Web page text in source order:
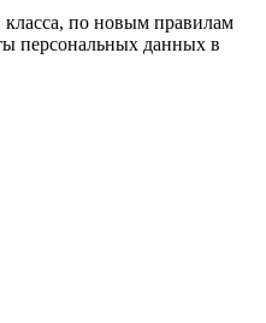
по новым правилам
персональных данных в